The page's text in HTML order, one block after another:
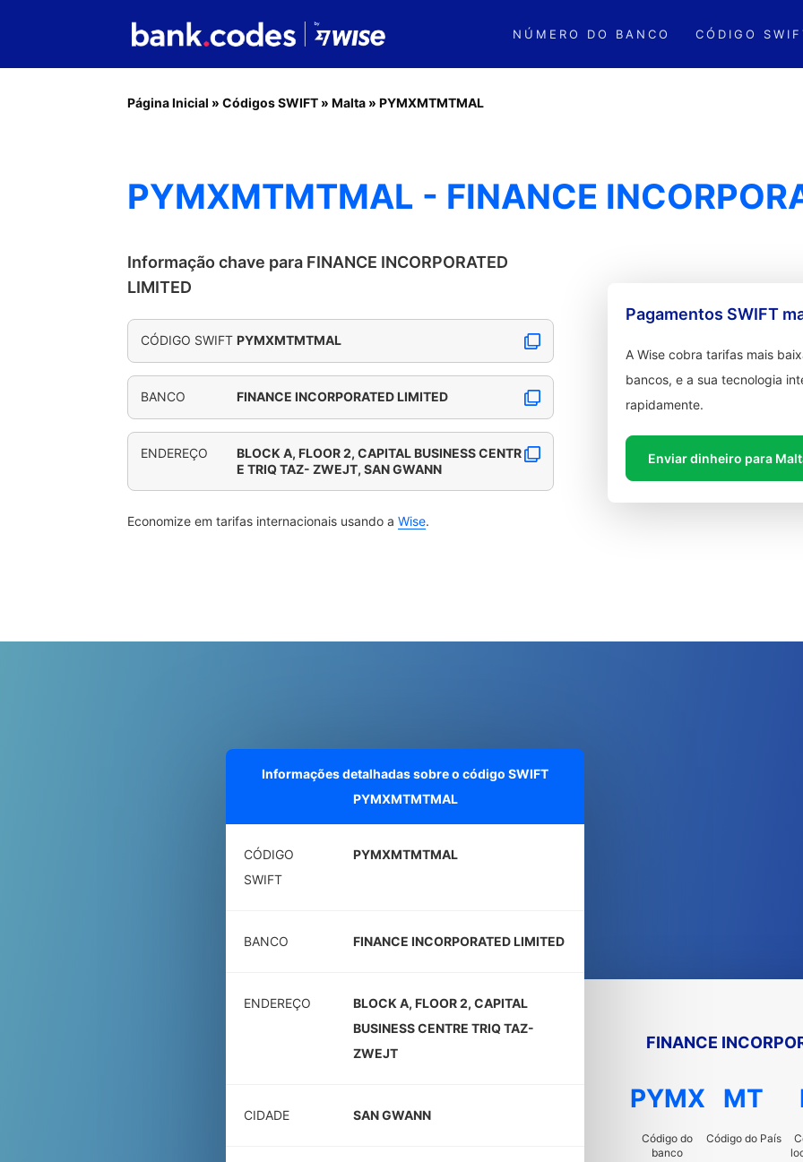
NÚMERO DO BANCO CÓDIGO
Página Inicial » Códigos SWIFT » Malta » PYMXMTMTMAL
PYMXMTMTMAL - FINANCE
Informação chave para FINANCE INCORPORATED
LIMITED
CÓDIGO SWIFT PYMXMTMTMAL
BANCO FINANCE INCORPORATED LIMITED
ENDEREÇO
BLOCK A, FLOOR 2, CAPITAL BUSINESS CENTR
E TRIQ TAZ- ZWEJT, SAN GWANN
Economize em tarifas internacionais usando a Wise.
Pagamentos SWIFT
A Wise cobra tarifas mais
bancos, e a sua tecnologia
rapidamente.
Enviar dinheiro para
Informações detalhadas sobre o código SWIFT
PYMXMTMTMAL
CÓDIGO
SWIFT
PYMXMTMTMAL
BANCO FINANCE INCORPORATED LIMITED
ENDEREÇO
BLOCK A, FLOOR 2, CAPITAL
BUSINESS CENTRE TRIQ TAZ-
ZWEJT
CIDADE SAN GWANN
FINANCE
PYMX
Código do
banco
MT
Código do País